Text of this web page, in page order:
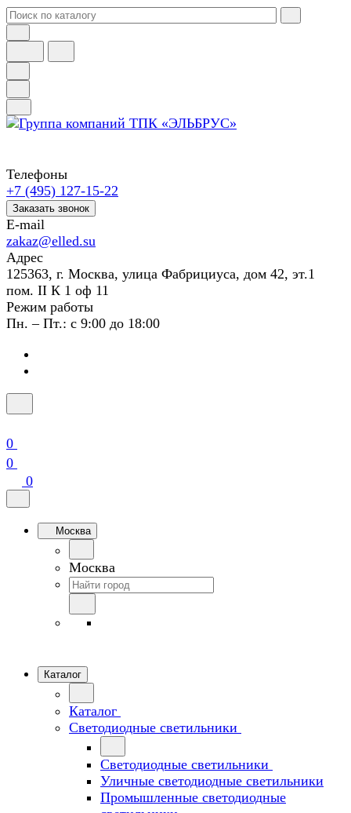
Телефоны
+7 (495) 127-15-22
Заказать звонок
E-mail
zakaz@elled.su
Адрес
125363, г. Москва, улица Фабрициуса, дом 42, эт.1
пом. II К 1 оф 11
Режим работы
Пн. – Пт.: с 9:00 до 18:00
0
0
0
Москва
Москва
Каталог
Каталог
Светодиодные светильники
Светодиодные светильники
Уличные светодиодные светильники
Промышленные светодиодные